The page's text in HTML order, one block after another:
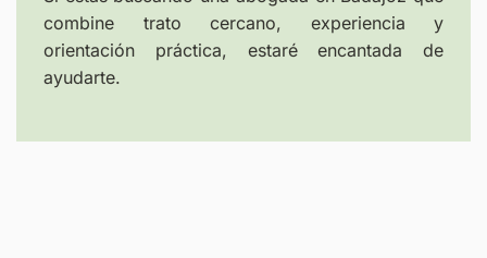
combine trato cercano, experiencia y
orientación práctica, estaré encantada de
ayudarte.